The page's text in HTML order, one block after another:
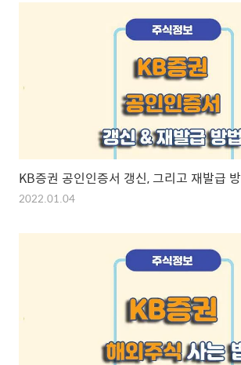
KB증권 공인인증서 갱신, 그리고 재발급
2022.01.04